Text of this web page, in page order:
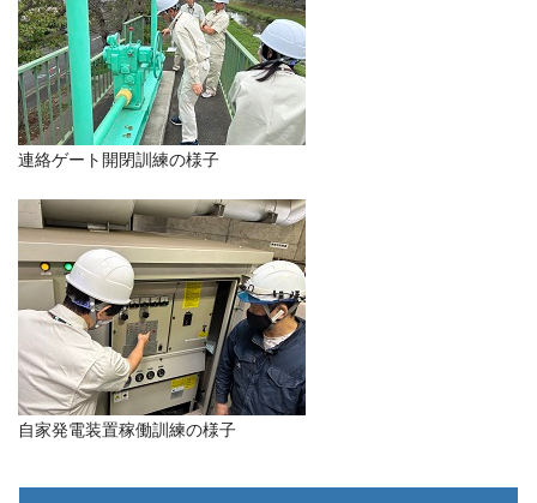
連絡ゲート開閉訓練の様子
自家発電装置稼働訓練の様子